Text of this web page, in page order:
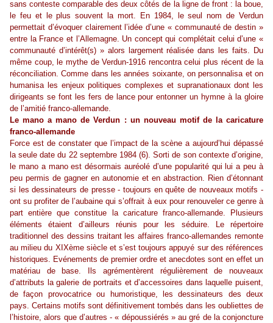
sans conteste comparable des deux côtés de la ligne de front : la boue,
le feu et le plus souvent la mort. En 1984, le seul nom de Verdun
permettait d’évoquer clairement l’idée d’une « communauté de destin »
entre la France et l’Allemagne. Un concept qui complétait celui d’une «
communauté d’intérêt(s) » alors largement réalisée dans les faits. Du
même coup, le mythe de Verdun-1916 rencontra celui plus récent de la
réconciliation. Comme dans les années soixante, on personnalisa et on
humanisa les enjeux politiques complexes et supranationaux dont les
dirigeants se font les fers de lance pour entonner un hymne à la gloire
de l’amitié franco-allemande.
Le mano a mano de Verdun : un nouveau motif de la caricature
franco-allemande
Force est de constater que l’impact de la scène a aujourd’hui dépassé
la seule date du 22 septembre 1984 (6). Sorti de son contexte d’origine,
le mano a mano est désormais auréolé d’une popularité qui lui a peu à
peu permis de gagner en autonomie et en abstraction. Rien d’étonnant
si les dessinateurs de presse - toujours en quête de nouveaux motifs -
ont su profiter de l’aubaine qui s’offrait à eux pour renouveler ce genre à
part entière que constitue la caricature franco-allemande. Plusieurs
éléments étaient d’ailleurs réunis pour les séduire. Le répertoire
traditionnel des dessins traitant les affaires franco-allemandes remonte
au milieu du XIXème siècle et s’est toujours appuyé sur des références
historiques. Evénements de premier ordre et anecdotes sont en effet un
matériau de base. Ils agrémentèrent régulièrement de nouveaux
d’attributs la galerie de portraits et d’accessoires dans laquelle puisent,
de façon provocatrice ou humoristique, les dessinateurs des deux
pays. Certains motifs sont définitivement tombés dans les oubliettes de
l’histoire, alors que d’autres - « dépoussiérés » au gré de la conjoncture